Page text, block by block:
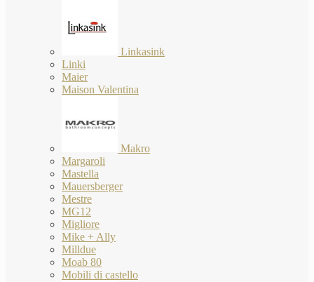
Linkasink
Linki
Maier
Maison Valentina
Makro
Margaroli
Mastella
Mauersberger
Mestre
MG12
Migliore
Mike + Ally
Milldue
Moab 80
Mobili di castello